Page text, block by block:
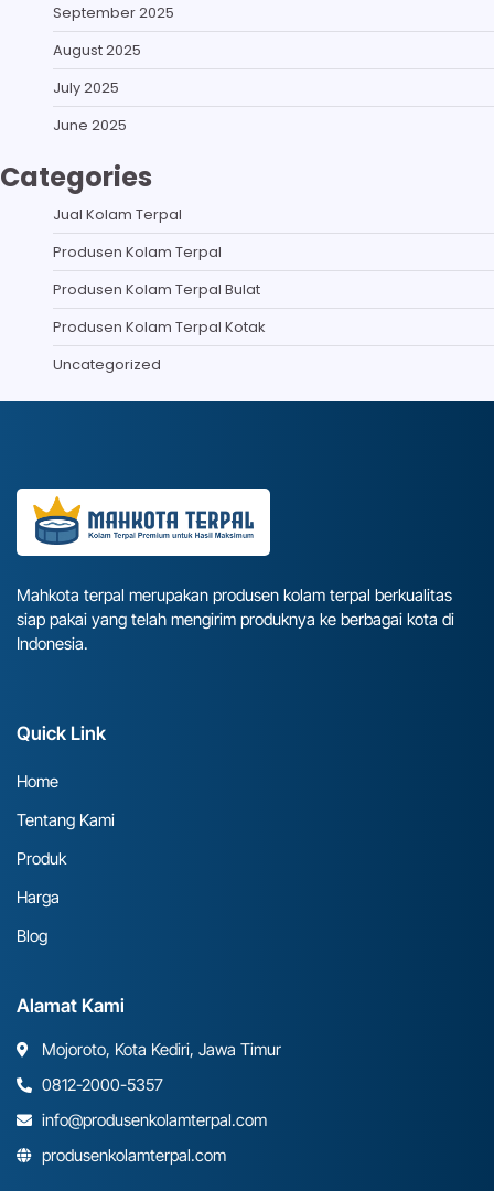
September 2025
August 2025
July 2025
June 2025
Categories
Jual Kolam Terpal
Produsen Kolam Terpal
Produsen Kolam Terpal Bulat
Produsen Kolam Terpal Kotak
Uncategorized
Mahkota terpal merupakan produsen kolam terpal berkualitas
siap pakai yang telah mengirim produknya ke berbagai kota di
Indonesia.
Quick Link
Home
Tentang Kami
Produk
Harga
Blog
Alamat Kami
Mojoroto, Kota Kediri, Jawa Timur
0812-2000-5357
info@produsenkolamterpal.com
produsenkolamterpal.com